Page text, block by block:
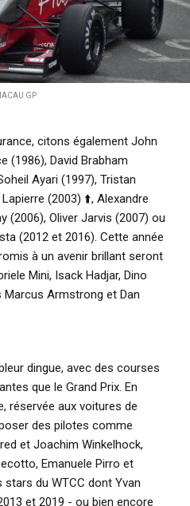
GP
citons également John
(1986), David Brabham
Ayari (1997), Tristan
(2003) ⬆️, Alexandre
(2006), Oliver Jarvis (2007) ou
(2012 et 2016). Cette année
à un avenir brillant seront
Mini, Isack Hadjar, Dino
Armstrong et Dan
dingue, avec des courses
que le Grand Prix. En
réservée aux voitures de
des pilotes comme
et Joachim Winkelhock,
Emanuele Pirro et
stars du WTCC dont Yvan
et 2019 - ou bien encore